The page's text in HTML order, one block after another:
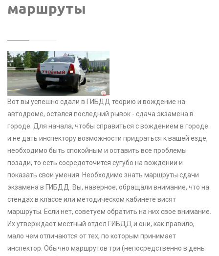
маршруты
Вот вы успешно сдали в ГИБДД теорию и вождение на
автодроме, остался последний рывок - сдача экзамена в
городе. Для начала, чтобы справиться с вождением в городе
и не дать инспектору возможности придраться к вашей езде,
необходимо быть спокойным и оставить все проблемы
позади, то есть сосредоточится сугубо на вождении и
показать свои умения. Необходимо знать маршруты сдачи
экзамена в ГИБДД. Вы, наверное, обращали внимание, что на
стендах в классе или методическом кабинете висят
маршруты. Если нет, советуем обратить на них свое внимание.
Их утверждает местный отдел ГИБДД и они, как правило,
мало чем отличаются от тех, по которым принимает
инспектор. Обычно маршрутов три (непосредственно в день